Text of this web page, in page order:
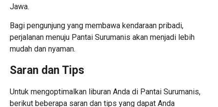
Jawa.
Bagi pengunjung yang membawa kendaraan pribadi,
perjalanan menuju Pantai Surumanis akan menjadi lebih
mudah dan nyaman.
Saran dan Tips
Untuk mengoptimalkan liburan Anda di Pantai Surumanis,
berikut beberapa saran dan tips yang dapat Anda